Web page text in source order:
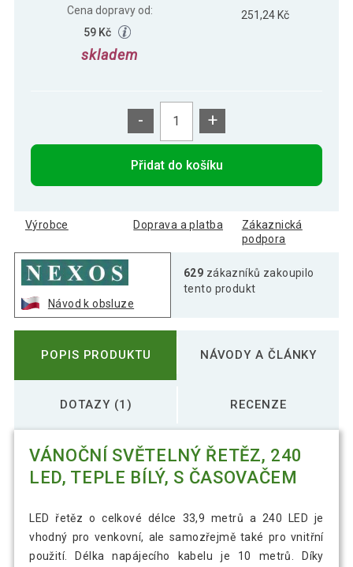
Cena dopravy od:
59 Kč
skladem
251,24 Kč
- +
Přidat do košíku
Výrobce Doprava a platba
Zákaznická
podpora
Návod k obsluze
629 zákazníků zakoupilo
tento produkt
POPIS PRODUKTU NÁVODY A ČLÁNKY
DOTAZY (1) RECENZE
VÁNOČNÍ SVĚTELNÝ ŘETĚZ, 240
LED, TEPLE BÍLÝ, S ČASOVAČEM
LED řetěz o celkové délce 33,9 metrů a 240 LED je
vhodný pro venkovní, ale samozřejmě také pro vnitřní
použití. Délka napájecího kabelu je 10 metrů. Díky